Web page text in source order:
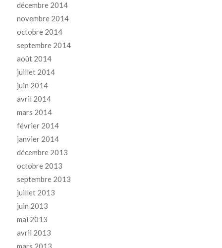
décembre 2014
novembre 2014
octobre 2014
septembre 2014
août 2014
juillet 2014
juin 2014
avril 2014
mars 2014
février 2014
janvier 2014
décembre 2013
octobre 2013
septembre 2013
juillet 2013
juin 2013
mai 2013
avril 2013
mars 2013